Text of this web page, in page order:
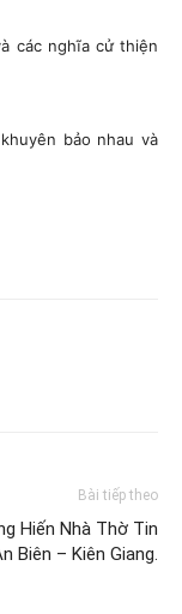
nghĩa cử thiện
bảo nhau và
Bài tiếp theo
Hiến Nhà Thờ Tin
Biên – Kiên Giang.